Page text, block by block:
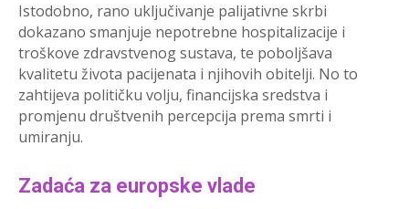
Istodobno, rano uključivanje palijativne skrbi
dokazano smanjuje nepotrebne hospitalizacije i
troškove zdravstvenog sustava, te poboljšava
kvalitetu života pacijenata i njihovih obitelji. No to
zahtijeva političku volju, financijska sredstva i
promjenu društvenih percepcija prema smrti i
umiranju.
Zadaća za europske vlade